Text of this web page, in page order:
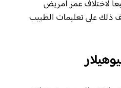
لاختلاف عمر امريض
ذلك على تعليمات الطبيب